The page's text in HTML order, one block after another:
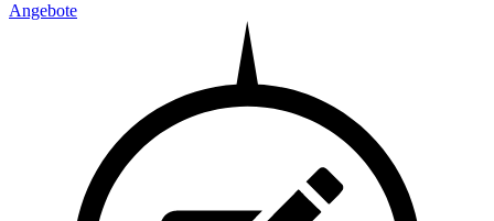
Angebote